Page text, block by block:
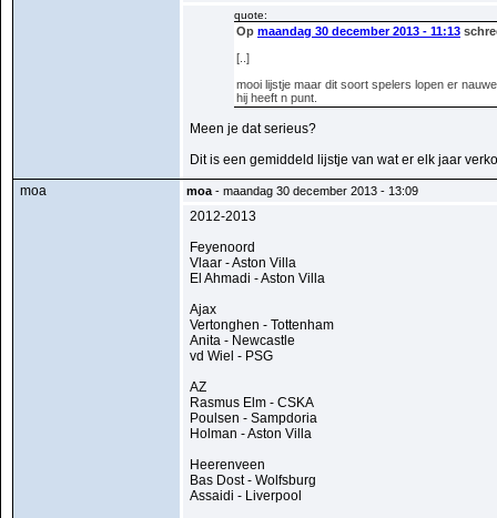
quote:
Op maandag 30 december 2013 - 11:13
[..]
mooi lijstje maar dit soort spelers lopen er
hij heeft n punt.
Meen je dat serieus?
Dit is een gemiddeld lijstje van wat er elk jaar
moa
moa - maandag 30 december 2013 - 13:09
2012-2013
Feyenoord
Vlaar - Aston Villa
El Ahmadi - Aston Villa
Ajax
Vertonghen - Tottenham
Anita - Newcastle
vd Wiel - PSG
AZ
Rasmus Elm - CSKA
Poulsen - Sampdoria
Holman - Aston Villa
Heerenveen
Bas Dost - Wolfsburg
Assaidi - Liverpool